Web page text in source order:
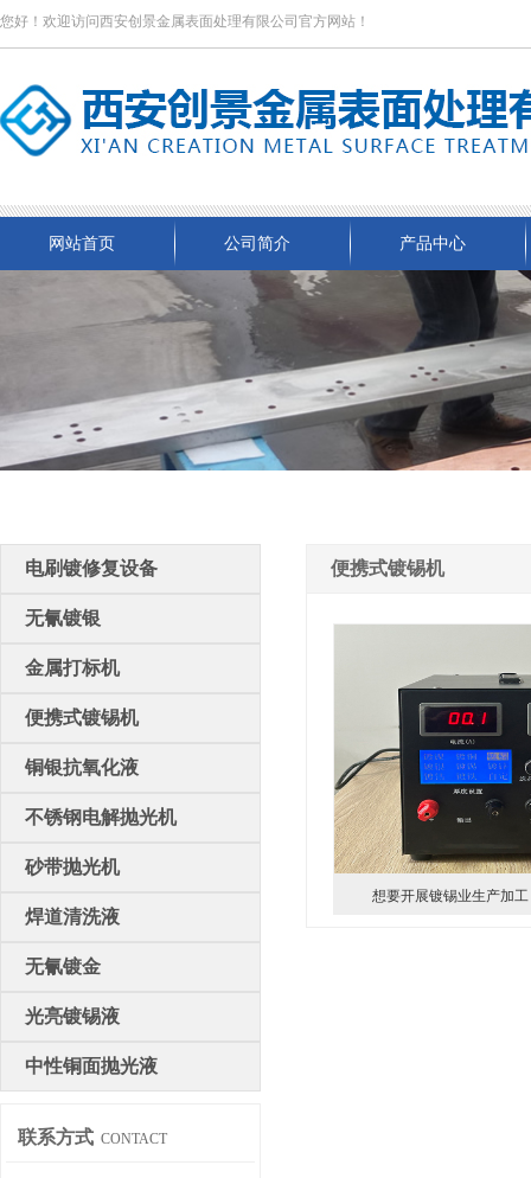
您好！欢迎访问西安创景金属表面处理有限公司官方网站！
网站首页 公司简介 产品中心
电刷镀修复设备
无氰镀银
金属打标机
便携式镀锡机
铜银抗氧化液
不锈钢电解抛光机
砂带抛光机
焊道清洗液
无氰镀金
光亮镀锡液
中性铜面抛光液
联系方式 CONTACT
便携式镀锡机
想要开展镀锡业生产加